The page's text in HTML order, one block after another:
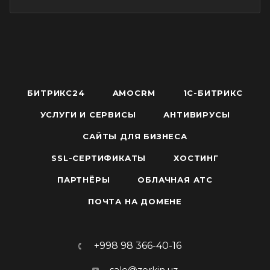
БИТРИКС24 AMOCRM 1С-БИТРИКС
УСЛУГИ И СЕРВИСЫ АНТИВИРУСЫ
САЙТЫ ДЛЯ БИЗНЕСА
SSL-СЕРТИФИКАТЫ ХОСТИНГ
ПАРТНЁРЫ ОБЛАЧНАЯ АТС
ПОЧТА НА ДОМЕНЕ
+998 98 366-40-16